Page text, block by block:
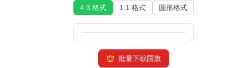
4:3 格式 1:1 格式 圆形格式
批量下载国旗